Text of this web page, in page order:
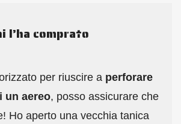
l’ha comprato
per riuscire a perforare
un aereo, posso assicurare che
Ho aperto una vecchia tanica